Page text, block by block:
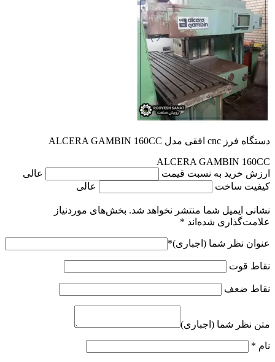
دستگاه فرز cnc افقی مدل ALCERA GAMBIN 160CC
ALCERA GAMBIN 160CC
ارزش خرید به نسبت قیمت
عالی
کیفیت ساخت
عالی
نشانی ایمیل شما منتشر نخواهد شد. بخش‌های موردنیاز
علامت‌گذاری شده‌اند *
عنوان نظر شما (اجباری)*
نقاط قوت
نقاط ضعف
متن نظر شما (اجباری)
نام *